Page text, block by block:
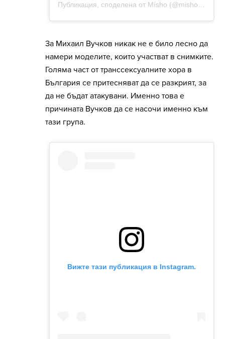
За Михаил Вучков никак не е било лесно да
намери моделите, които участват в снимките.
Голяма част от транссексуалните хора в
България се притесняват да се разкрият, за
да не бъдат атакувани. Именно това е
причината Вучков да се насочи именно към
тази група.